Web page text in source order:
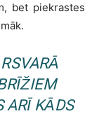
bet piekrastes
ARĪ KĀDS